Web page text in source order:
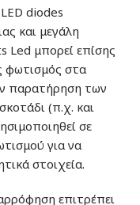
diodes
και μεγάλη
Led μπορεί επίσης
φωτισμός στα
παρατήρηση των
(π.χ. και
σε
για να
στοιχεία.
επιτρέπει